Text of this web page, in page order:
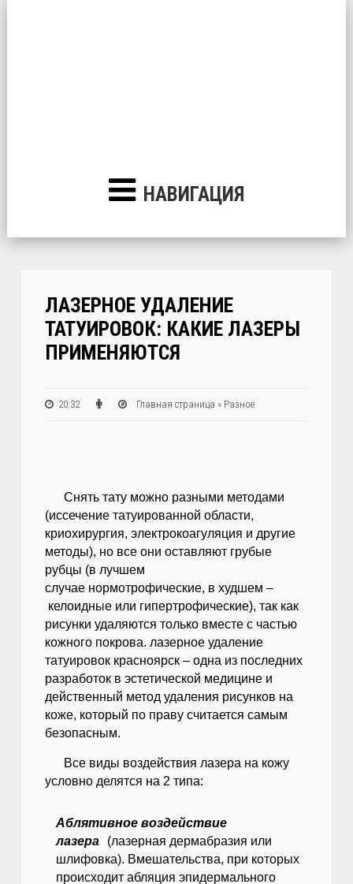
НАВИГАЦИЯ
ЛАЗЕРНОЕ УДАЛЕНИЕ
ТАТУИРОВОК: КАКИЕ ЛАЗЕРЫ
ПРИМЕНЯЮТСЯ
20:32 Главная страница » Разное
Снять тату можно разными методами
(иссечение татуированной области,
криохирургия, электрокоагуляция и другие
методы), но все они оставляют грубые
рубцы (в лучшем
случае нормотрофические, в худшем –
келоидные или гипертрофические), так как
рисунки удаляются только вместе с частью
кожного покрова. лазерное удаление
татуировок красноярск – одна из последних
разработок в эстетической медицине и
действенный метод удаления рисунков на
коже, который по праву считается самым
безопасным.
Все виды воздействия лазера на кожу
условно делятся на 2 типа:
Аблятивное воздействие
лазера
(лазерная дермабразия или
шлифовка). Вмешательства, при которых
происходит абляция эпидермального